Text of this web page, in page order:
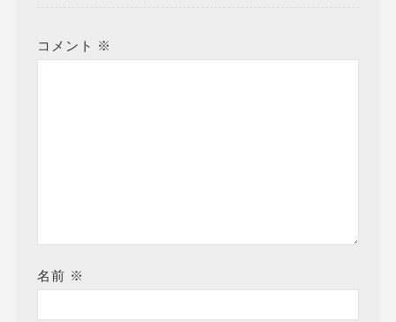
コメント ※
名前 ※